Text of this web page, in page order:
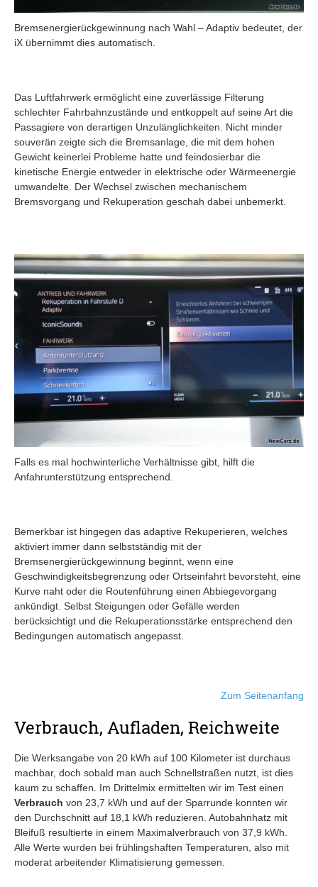
Bremsenergierückgewinnung nach Wahl – Adaptiv bedeutet, der
iX übernimmt dies automatisch.
Das Luftfahrwerk ermöglicht eine zuverlässige Filterung
schlechter Fahrbahnzustände und entkoppelt auf seine Art die
Passagiere von derartigen Unzulänglichkeiten. Nicht minder
souverän zeigte sich die Bremsanlage, die mit dem hohen
Gewicht keinerlei Probleme hatte und feindosierbar die
kinetische Energie entweder in elektrische oder Wärmeenergie
umwandelte. Der Wechsel zwischen mechanischem
Bremsvorgang und Rekuperation geschah dabei unbemerkt.
Falls es mal hochwinterliche Verhältnisse gibt, hilft die
Anfahrunterstützung entsprechend.
Bemerkbar ist hingegen das adaptive Rekuperieren, welches
aktiviert immer dann selbstständig mit der
Bremsenergierückgewinnung beginnt, wenn eine
Geschwindigkeitsbegrenzung oder Ortseinfahrt bevorsteht, eine
Kurve naht oder die Routenführung einen Abbiegevorgang
ankündigt. Selbst Steigungen oder Gefälle werden
berücksichtigt und die Rekuperationsstärke entsprechend den
Bedingungen automatisch angepasst.
Zum Seitenanfang
Verbrauch, Aufladen, Reichweite
Die Werksangabe von 20 kWh auf 100 Kilometer ist durchaus
machbar, doch sobald man auch Schnellstraßen nutzt, ist dies
kaum zu schaffen. Im Drittelmix ermittelten wir im Test einen
Verbrauch von 23,7 kWh und auf der Sparrunde konnten wir
den Durchschnitt auf 18,1 kWh reduzieren. Autobahnhatz mit
Bleifuß resultierte in einem Maximalverbrauch von 37,9 kWh.
Alle Werte wurden bei frühlingshaften Temperaturen, also mit
moderat arbeitender Klimatisierung gemessen.